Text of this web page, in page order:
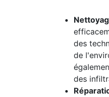
des
de
des